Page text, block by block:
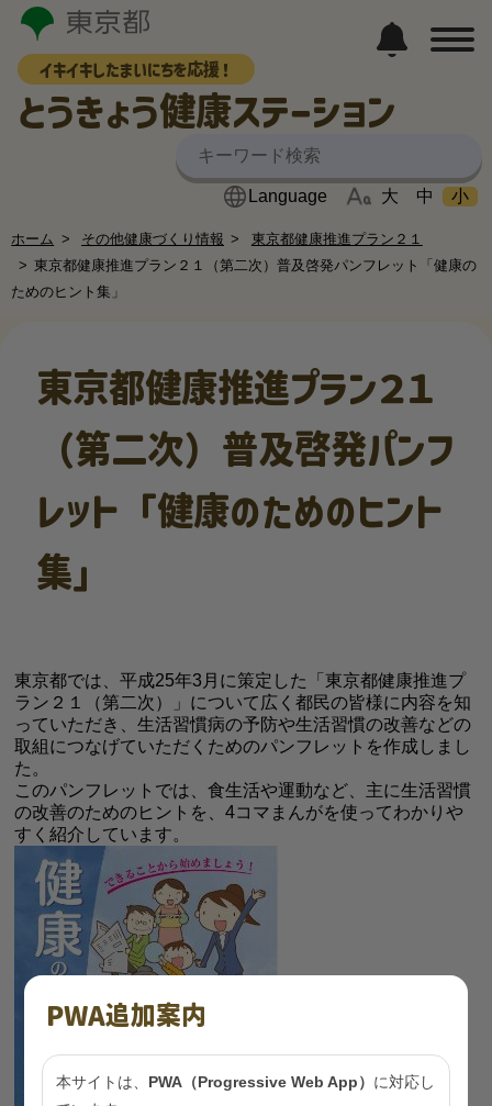
イキイキしたまいにちを応援！
とうきょう健康ステーション
大 中 小
ホーム その他健康づくり情報
東京都健康推進プラン２１
東京都健康推進プラン２１（第二次）普及啓発パンフレット「健康の
ためのヒント集」
東京都健康推進プラン２１
（第二次）普及啓発パンフ
レット「健康のためのヒント
集」
東京都では、平成25年3月に策定した「東京都健康推進プ
ラン２１（第二次）」について広く都民の皆様に内容を知
っていただき、生活習慣病の予防や生活習慣の改善などの
取組につなげていただくためのパンフレットを作成しまし
た。
このパンフレットでは、食生活や運動など、主に生活習慣
の改善のためのヒントを、4コマまんがを使ってわかりや
すく紹介しています。
PWA追加案内
本サイトは、 PWA（Progressive Web App） に対応し